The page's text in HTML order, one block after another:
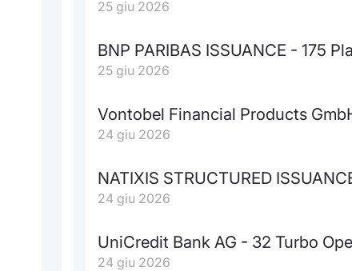
25 giu 2026
BNP PARIBAS ISSUANCE - 175
25 giu 2026
Vontobel Financial Products
24 giu 2026
NATIXIS STRUCTURED
24 giu 2026
UniCredit Bank AG - 32 Turbo
24 giu 2026